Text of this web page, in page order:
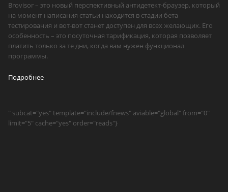
Brovisor – это новый перспективный антидетект-браузер, который
на момент написания статьи находится в стадии бета-
тестирования и вот-вот станет доступен для всех желающих. Его
особенность – это посуточная тарификация, которая позволяет
платить только за те дни, когда вам нужен функционал
программы.
Подробнее
" subcat="yes" template="include/fnews" aviable="global" from="0"
limit="5" cache="yes" order="reads"}